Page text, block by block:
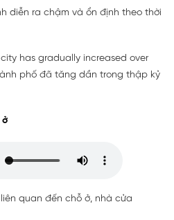
diễn ra chậm và ổn định theo thời
has gradually increased over
phố đã tăng dần trong thập kỷ
ở
quan đến chỗ ở, nhà cửa